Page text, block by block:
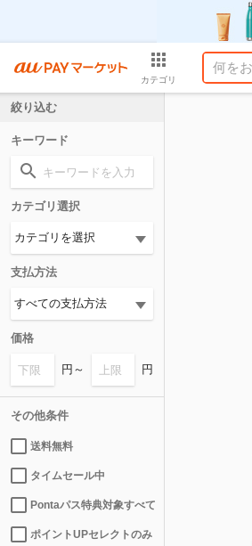
カテゴリ
絞り込む
キーワード
カテゴリ選択
支払方法
価格
円～ 円
その他条件
送料無料
タイムセール中
Pontaパス特典対象すべて
ポイントUPセレクトのみ